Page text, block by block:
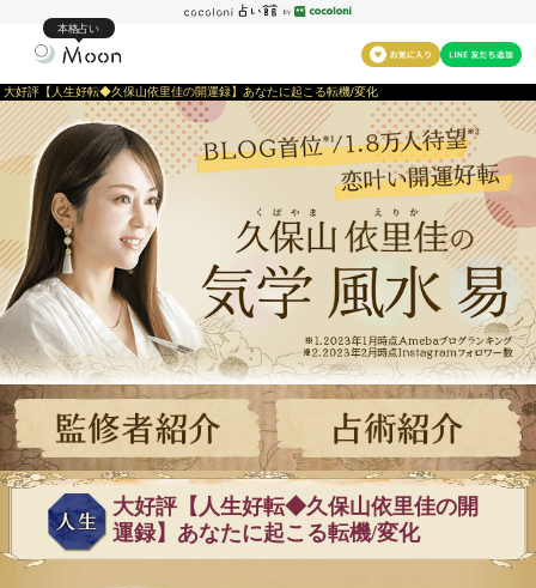
本格占い
大好評【人生好転◆久保山依里佳の開運録】あなたに起こる転機/変化
大好評【人生好転◆久保山依里佳の開
運録】あなたに起こる転機/変化